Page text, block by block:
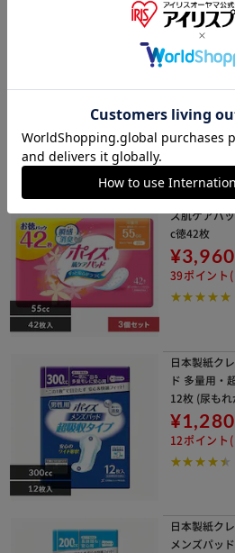
日本製紙ク
肌 吸水ナプ
とした尿も
¥400
4ポイント
日本製紙ク
ズ肌ケアパ
c徳42枚
¥3,960
39ポイント
日本製紙ク
ド 多量用・
12枚 (尿も
¥1,280
12ポイント
日本製紙ク
メンズパッ